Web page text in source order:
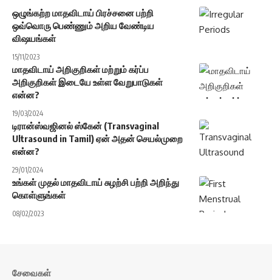
ஒழுங்கற்ற மாதவிடாய் பிரச்சனை பற்றி
ஒவ்வொரு பெண்ணும் அறிய வேண்டிய
விஷயங்கள்
15/11/2023
மாதவிடாய் அறிகுறிகள் மற்றும் கர்ப்ப
அறிகுறிகள் இடையே உள்ள வேறுபாடுகள்
என்ன?
19/03/2024
டிரான்ஸ்வஜினல் ஸ்கேன் (Transvaginal
Ultrasound in Tamil) ஏன் அதன் செயல்முறை
என்ன?
29/01/2024
உங்கள் முதல் மாதவிடாய் சுழற்சி பற்றி அறிந்து
கொள்ளுங்கள்
08/02/2023
சேவைகள்